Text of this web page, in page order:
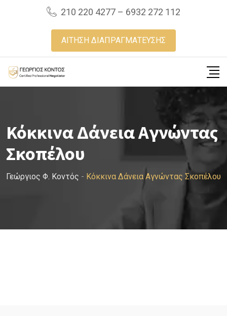
210 220 4277 – 6932 272 112
ΑΙΤΗΣΗ ΔΙΑΠΡΑΓΜΑΤΕΥΣΗΣ
Κόκκινα Δάνεια Αγνώντας
Σκοπέλου
Γεώργιος Φ. Κοντός - Κόκκινα Δάνεια Αγνώντας Σκοπέλου